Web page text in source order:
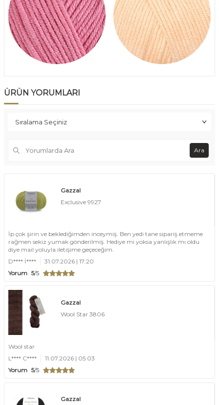
ÜRÜN YORUMLARI
Ara
Gazzal
Exclusive 9927
İp çok şirin ve beklediğimden inceymiş. Ben yedi tane sipariş etmeme
rağmen sekiz yumak gönderilmiş. Hediye mi yoksa yanlışlık mı oldu
diye mail yoluyla iletişime geçeceğim.
D**** İ****
31.07.2026 | 17:20
Yorum 5/5
Gazzal
Wool Star 3806
Wool star
L**** C****
11.07.2026 | 05:03
Yorum 5/5
Gazzal